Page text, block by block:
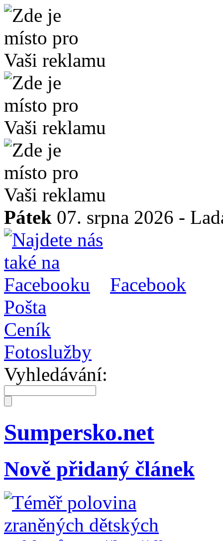
Pátek 07. srpna 2026 -
Facebook
Pošta
Ceník
Fotoslužby
Vyhledávání:
Sumpersko.net
Nově přidaný článek